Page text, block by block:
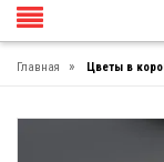
Главная » Цветы в